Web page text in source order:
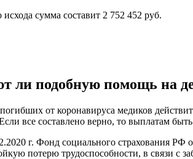
исхода сумма составит 2 752 452 руб.
ли подобную помощь на
от коронавируса медиков
все составлено верно, то выплатам
г. Фонд социального страхования
потерю трудоспособности, в связи с